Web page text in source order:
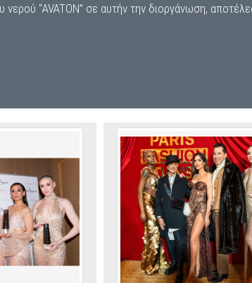
“AVATON” σε αυτήν την διοργάνωση,